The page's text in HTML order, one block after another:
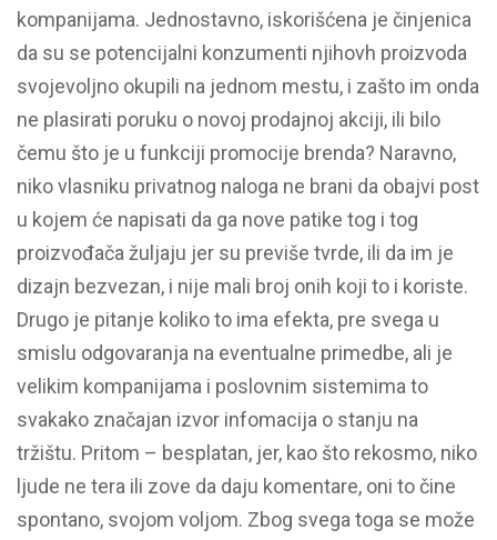
kompanijama. Jednostavno, iskorišćena je činjenica
da su se potencijalni konzumenti njihovh proizvoda
svojevoljno okupili na jednom mestu, i zašto im onda
ne plasirati poruku o novoj prodajnoj akciji, ili bilo
čemu što je u funkciji promocije brenda? Naravno,
niko vlasniku privatnog naloga ne brani da obajvi post
u kojem će napisati da ga nove patike tog i tog
proizvođača žuljaju jer su previše tvrde, ili da im je
dizajn bezvezan, i nije mali broj onih koji to i koriste.
Drugo je pitanje koliko to ima efekta, pre svega u
smislu odgovaranja na eventualne primedbe, ali je
velikim kompanijama i poslovnim sistemima to
svakako značajan izvor infomacija o stanju na
tržištu. Pritom – besplatan, jer, kao što rekosmo, niko
ljude ne tera ili zove da daju komentare, oni to čine
spontano, svojom voljom. Zbog svega toga se može